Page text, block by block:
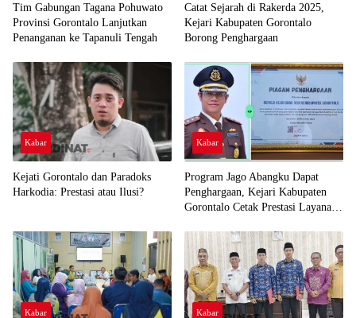
Tim Gabungan Tagana Pohuwato
Provinsi Gorontalo Lanjutkan
Penanganan ke Tapanuli Tengah
Catat Sejarah di Rakerda 2025,
Kejari Kabupaten Gorontalo
Borong Penghargaan
Kabar
Kejati Gorontalo dan Paradoks
Harkodia: Prestasi atau Ilusi?
Kabar
Program Jago Abangku Dapat
Penghargaan, Kejari Kabupaten
Gorontalo Cetak Prestasi Layanan
Kabar Kabar